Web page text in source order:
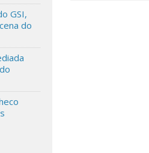
Lula
GSI,
do